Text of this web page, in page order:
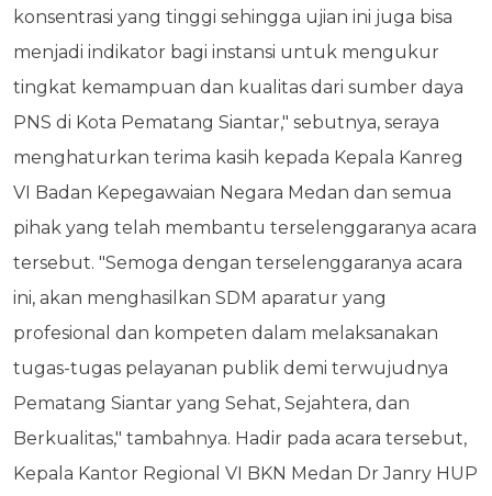
konsentrasi yang tinggi sehingga ujian ini juga bisa
menjadi indikator bagi instansi untuk mengukur
tingkat kemampuan dan kualitas dari sumber daya
PNS di Kota Pematang Siantar," sebutnya, seraya
menghaturkan terima kasih kepada Kepala Kanreg
VI Badan Kepegawaian Negara Medan dan semua
pihak yang telah membantu terselenggaranya acara
tersebut. "Semoga dengan terselenggaranya acara
ini, akan menghasilkan SDM aparatur yang
profesional dan kompeten dalam melaksanakan
tugas-tugas pelayanan publik demi terwujudnya
Pematang Siantar yang Sehat, Sejahtera, dan
Berkualitas," tambahnya. Hadir pada acara tersebut,
Kepala Kantor Regional VI BKN Medan Dr Janry HUP